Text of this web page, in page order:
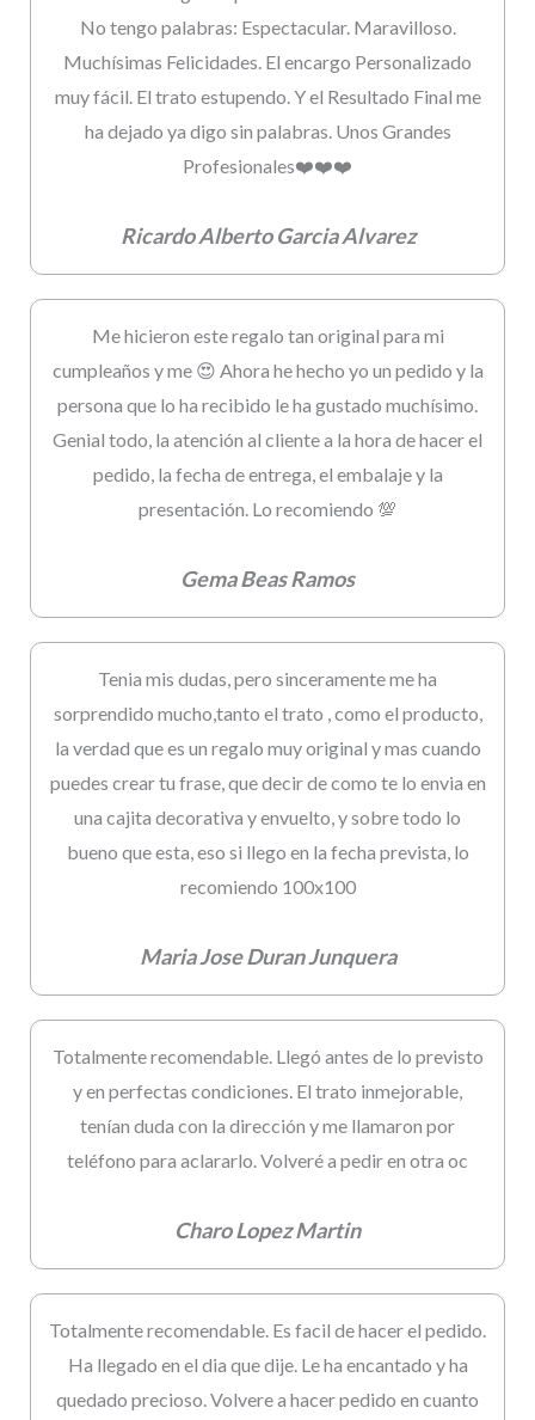
No tengo palabras: Espectacular. Maravilloso.
Muchísimas Felicidades. El encargo Personalizado
muy fácil. El trato estupendo. Y el Resultado Final me
ha dejado ya digo sin palabras. Unos Grandes
Profesionales❤️❤️❤️
Ricardo Alberto Garcia Alvarez
Me hicieron este regalo tan original para mi
cumpleaños y me 😍 Ahora he hecho yo un pedido y la
persona que lo ha recibido le ha gustado muchísimo.
Genial todo, la atención al cliente a la hora de hacer el
pedido, la fecha de entrega, el embalaje y la
presentación. Lo recomiendo 💯
Gema Beas Ramos
Tenia mis dudas, pero sinceramente me ha
sorprendido mucho,tanto el trato , como el producto,
la verdad que es un regalo muy original y mas cuando
puedes crear tu frase, que decir de como te lo envia en
una cajita decorativa y envuelto, y sobre todo lo
bueno que esta, eso si llego en la fecha prevista, lo
recomiendo 100x100
Maria Jose Duran Junquera
Totalmente recomendable. Llegó antes de lo previsto
y en perfectas condiciones. El trato inmejorable,
tenían duda con la dirección y me llamaron por
teléfono para aclararlo. Volveré a pedir en otra oc
Charo Lopez Martin
Totalmente recomendable. Es facil de hacer el pedido.
Ha llegado en el dia que dije. Le ha encantado y ha
quedado precioso. Volvere a hacer pedido en cuanto